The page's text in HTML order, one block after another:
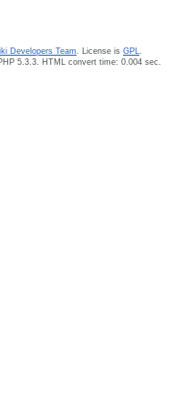
Developers Team. License is GPL.
5.3.3. HTML convert time: 0.004 sec.